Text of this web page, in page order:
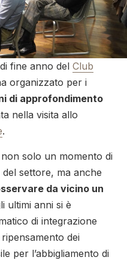
fine anno del Club
organizzato per i
di approfondimento
nella visita allo
.
solo un momento di
settore, ma anche
da vicino un
ultimi anni si è
di integrazione
dei
per l’abbigliamento di